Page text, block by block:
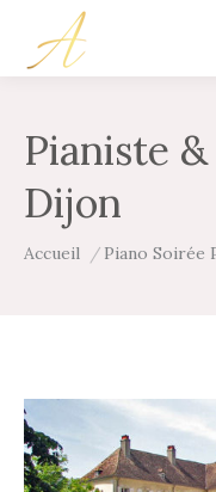
Pianiste
Dijon
Vous êtes ici :
Accueil Piano Soirée